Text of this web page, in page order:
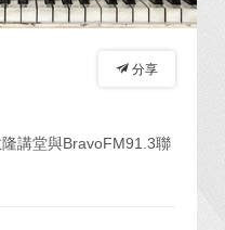
分享
講堂與BravoFM91.3聯